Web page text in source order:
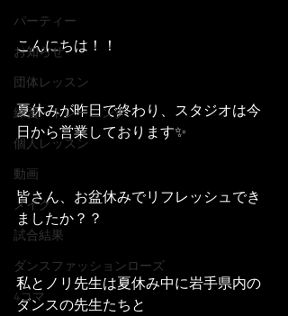
パーティー
お知らせ
団体レッスン
練習・トレーニング
個人レッスン
動画
メイク
試合結果
ダンスファッションローズ
4コマ
こんにちは！！
夏休みが昨日で終わり、スタジオは今
日から営業しております✨
皆さん、お盆休みでリフレッシュでき
ましたか？？
私とノリ先生は夏休み中に岩手県内の
ダンスの先生たちと